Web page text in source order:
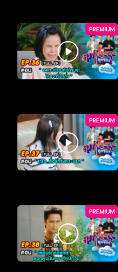
PREMIUM
PREMIUM
PREMIUM